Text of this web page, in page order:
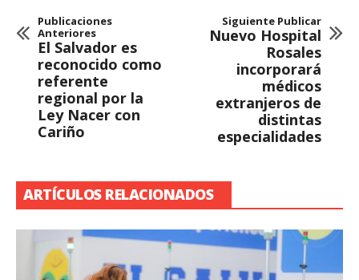
Publicaciones
Anteriores
El Salvador es
reconocido como
referente
regional por la
Ley Nacer con
Cariño
Siguiente Publicar
Nuevo Hospital
Rosales
incorporará
médicos
extranjeros de
distintas
especialidades
ARTÍCULOS RELACIONADOS